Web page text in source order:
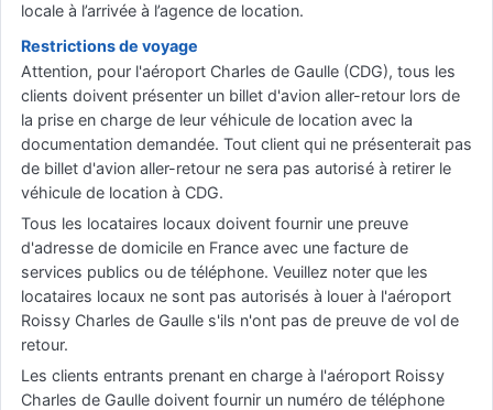
locale à l’arrivée à l’agence de location.
Restrictions de voyage
Attention, pour l'aéroport Charles de Gaulle (CDG), tous les
clients doivent présenter un billet d'avion aller-retour lors de
la prise en charge de leur véhicule de location avec la
documentation demandée. Tout client qui ne présenterait pas
de billet d'avion aller-retour ne sera pas autorisé à retirer le
véhicule de location à CDG.
Tous les locataires locaux doivent fournir une preuve
d'adresse de domicile en France avec une facture de
services publics ou de téléphone. Veuillez noter que les
locataires locaux ne sont pas autorisés à louer à l'aéroport
Roissy Charles de Gaulle s'ils n'ont pas de preuve de vol de
retour.
Les clients entrants prenant en charge à l'aéroport Roissy
Charles de Gaulle doivent fournir un numéro de téléphone